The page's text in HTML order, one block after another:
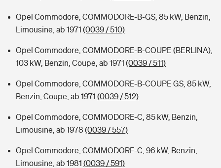
Opel Commodore, COMMODORE-B-GS, 85 kW, Benzin,
Limousine, ab 1971 (0039 / 510)
Opel Commodore, COMMODORE-B-COUPE (BERLINA),
103 kW, Benzin, Coupe, ab 1971 (0039 / 511)
Opel Commodore, COMMODORE-B-COUPE GS, 85 kW,
Benzin, Coupe, ab 1971 (0039 / 512)
Opel Commodore, COMMODORE-C, 85 kW, Benzin,
Limousine, ab 1978 (0039 / 557)
Opel Commodore, COMMODORE-C, 96 kW, Benzin,
Limousine, ab 1981 (0039 / 591)